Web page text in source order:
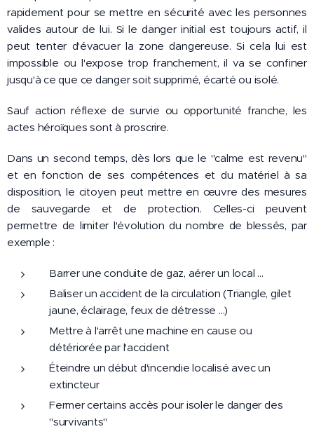
rapidement pour se mettre en sécurité avec les personnes
valides autour de lui. Si le danger initial est toujours actif, il
peut tenter d'évacuer la zone dangereuse. Si cela lui est
impossible ou l'expose trop franchement, il va se confiner
jusqu'à ce que ce danger soit supprimé, écarté ou isolé.
Sauf action réflexe de survie ou opportunité franche, les
actes héroïques sont à proscrire.
Dans un second temps, dès lors que le "calme est revenu"
et en fonction de ses compétences et du matériel à sa
disposition, le citoyen peut mettre en œuvre des mesures
de sauvegarde et de protection. Celles-ci peuvent
permettre de limiter l'évolution du nombre de blessés, par
exemple :
Barrer une conduite de gaz, aérer un local ...
Baliser un accident de la circulation (Triangle, gilet
jaune, éclairage, feux de détresse ...)
Mettre à l'arrêt une machine en cause ou
détériorée par l'accident
Éteindre un début d'incendie localisé avec un
extincteur
Fermer certains accès pour isoler le danger des
"survivants"